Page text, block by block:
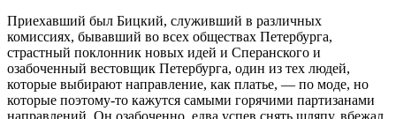
Приехавший был Бицкий, служивший в различных
комиссиях, бывавший во всех обществах Петербурга,
страстный поклонник новых идей и Сперанского и
озабоченный вестовщик Петербурга, один из тех людей,
которые выбирают направление, как платье, — по моде, но
которые поэтому-то кажутся самыми горячими партизанами